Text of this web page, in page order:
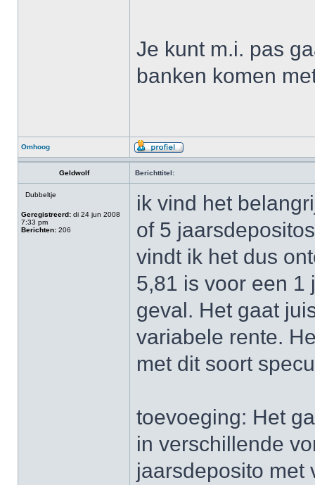
Je kunt m.i. pas
banken komen
Omhoog
Geldwolf Berichttitel:
Dubbeltje
Geregistreerd: di 24 jun 2008
7:33 pm
Berichten: 206
ik vind het
of 5
vindt ik het dus
5,81 is voor een 1
geval. Het gaat
variabele rente.
met dit soort
toevoeging: Het
in verschillende
jaarsdeposito met